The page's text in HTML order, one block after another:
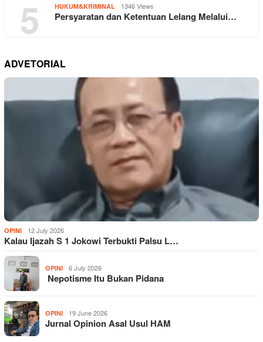
5 HUKUM&KRIMINAL 1346 Views
Persyaratan dan Ketentuan Lelang Melalui…
ADVETORIAL
OPINI 12 July 2026
Kalau Ijazah S 1 Jokowi Terbukti Palsu L…
OPINI 6 July 2026
Nepotisme Itu Bukan Pidana
OPINI 19 June 2026
Jurnal Opinion Asal Usul HAM